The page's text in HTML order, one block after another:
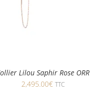
Lilou Saphir Rose ORR
2,495.00€ TTC